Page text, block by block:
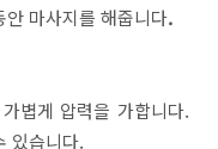
마사지를 해줍니다.
볍게 압력을 가합니다.
있습니다.